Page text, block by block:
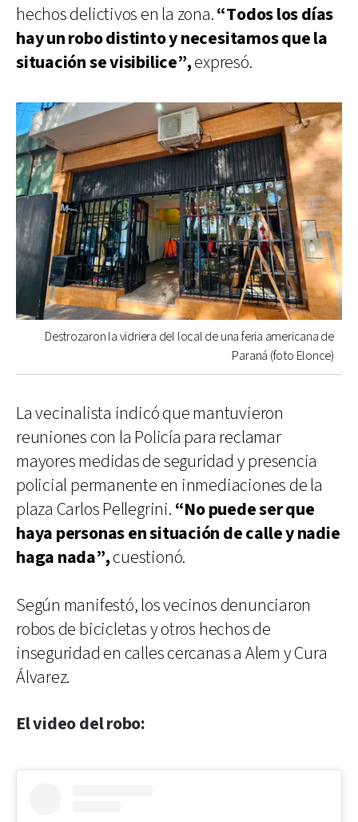
hechos delictivos en la zona.“Todos los días
hay un robo distinto y necesitamos que la
situación se visibilice”,expresó.
Destrozaron la vidriera del local de una feria americana de
Paraná (foto Elonce)
La vecinalista indicó que mantuvieron
reuniones con la Policía para reclamar
mayores medidas de seguridad y presencia
policial permanente en inmediaciones de la
plaza Carlos Pellegrini. “No puede ser que
haya personas en situación de calle y nadie
haga nada”,cuestionó.
Según manifestó, los vecinos denunciaron
robos de bicicletas y otros hechos de
inseguridad en calles cercanas a Alem y Cura
Álvarez.
El video del robo: